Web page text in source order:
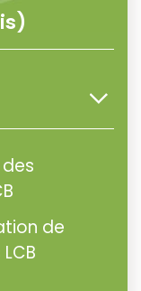
de